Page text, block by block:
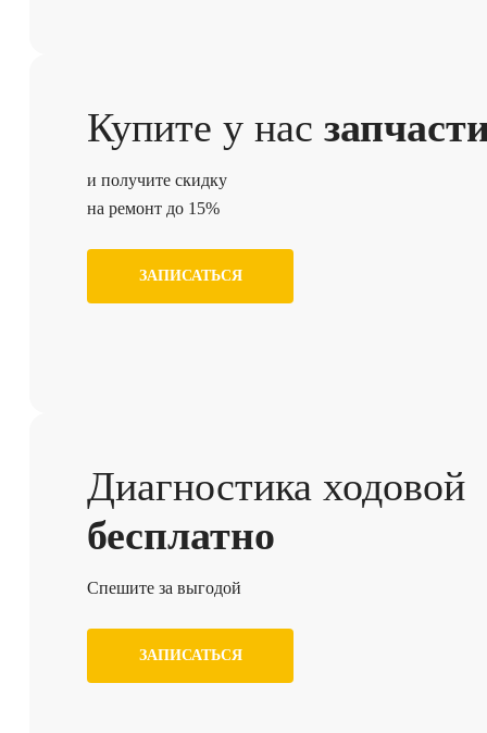
Купите у нас
и получите скидку
на ремонт до 15%
ЗАПИСАТЬСЯ
Диагностика ходовой
бесплатно
Спешите за выгодой
ЗАПИСАТЬСЯ